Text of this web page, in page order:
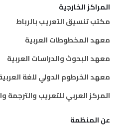
المراكز الخارجية
مكتب تنسيق التعريب بالرباط
معهد المخطوطات العربية
معهد البحوث والدراسات العربية
معهد الخرطوم الدولي للغة
المركز العربي للتعريب والترجمة
عن المنظمة